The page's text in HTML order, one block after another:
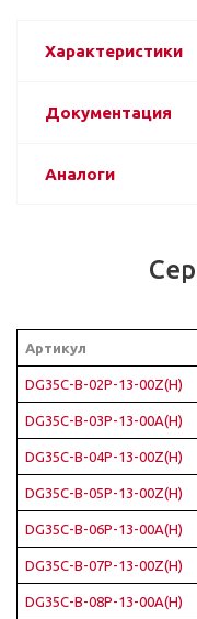
Характеристики
Документация
Аналоги
Артикул
DG35C-B-02P-13-00Z(H)
DG35C-B-03P-13-00A(H)
DG35C-B-04P-13-00Z(H)
DG35C-B-05P-13-00Z(H)
DG35C-B-06P-13-00A(H)
DG35C-B-07P-13-00Z(H)
DG35C-B-08P-13-00A(H)